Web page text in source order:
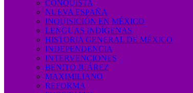
CONQUISTA
NUEVA ESPAÑA
INQUISICIÓN EN MÉXICO
LENGUAS INDÍGENAS
HISTORIA GENERAL DE MÉXICO
INDEPENDENCIA
INTERVENCIONES
BENITO JUÁREZ
MAXIMILIANO
REFORMA